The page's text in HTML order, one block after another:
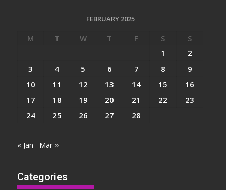
FEBRUARY 2025
M T W T F S
S
1
2
3
4 5 6 7 8
9
10
11 12 13 14 15
16
17
18 19 20 21 22
23
24
25 26 27 28
« Jan Mar »
Categories